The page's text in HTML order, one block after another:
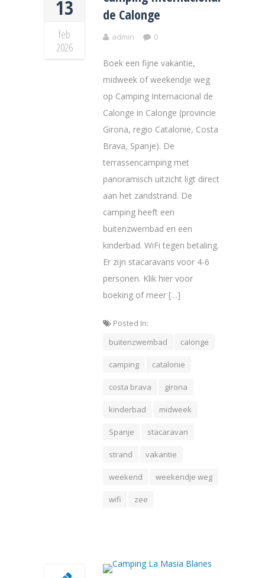
13
feb
2026
de Calonge
admin 0
Boek een fijne vakantie,
midweek of weekendje weg
op Camping Internacional de
Calonge in Calonge (provincie
Girona, regio Catalonie, Costa
Brava, Spanje). De
terrassencamping met
panoramisch uitzicht ligt direct
aan het zandstrand. De
camping heeft een
buitenzwembad en een
kinderbad. WiFi tegen betaling.
Er zijn stacaravans voor 4-6
personen. Klik hier voor
boeking of meer […]
Posted In:
buitenzwembad
calonge
camping catalonie
costa brava girona
kinderbad midweek
Spanje stacaravan
strand vakantie
weekend weekendje weg
wifi zee